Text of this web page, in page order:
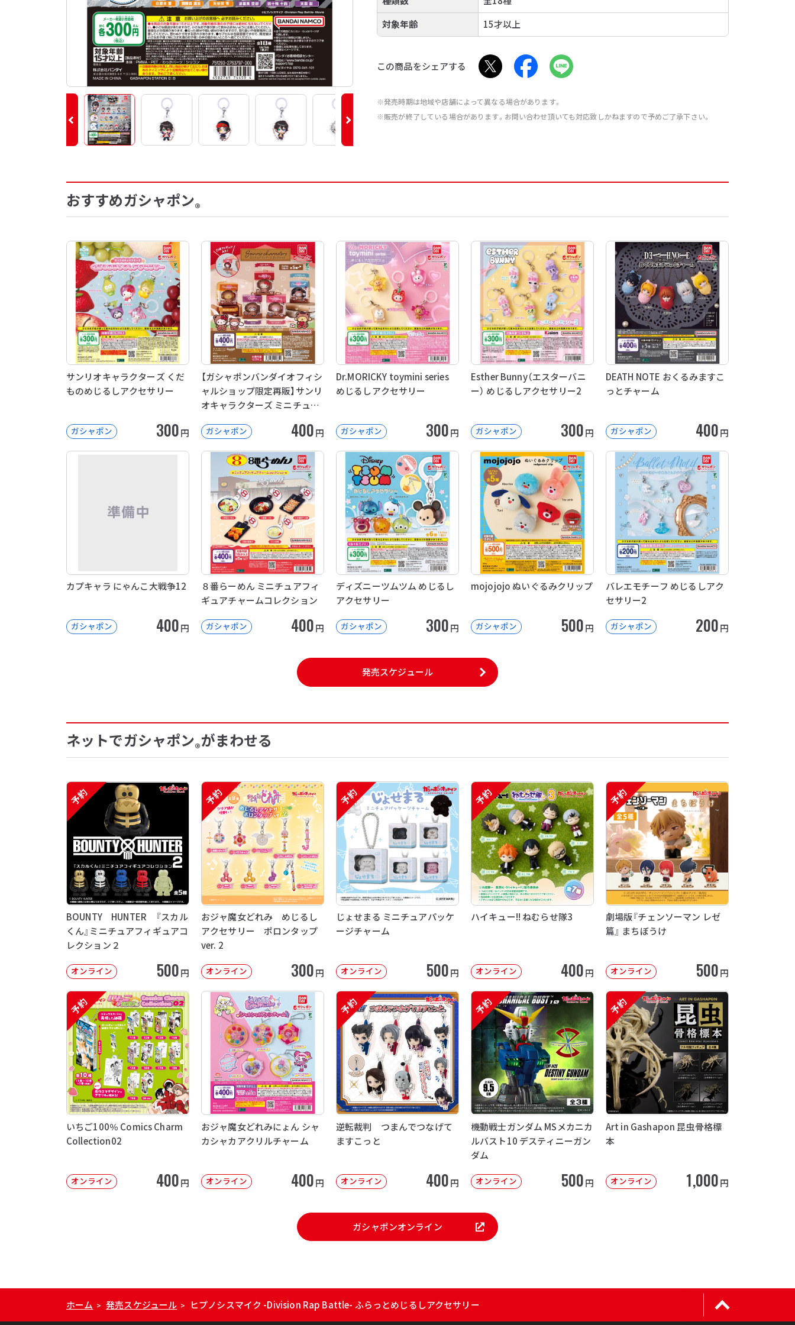
対象年齢
15才以上
この商品をシェアする
※発売時期は地域や店舗によって異なる場合があります。
※販売が終了している場合があります。お問い合わせ頂いても対応致しかねますので予めご了承下さい。
おすすめガシャポン®
サンリオキャラクターズ くだ
ものめじるしアクセサリー
ガシャポン 300円
【ガシャポンバンダイオフィシ
ャルショップ限定再販】サンリ
オキャラクターズ ミニチュア
ガシャポン 400円
Dr.MORICKY toymini series
めじるしアクセサリー
ガシャポン 300円
Esther Bunny（エスターバニ
ー） めじるしアクセサリー2
ガシャポン 300円
DEATH NOTE おくるみますこ
っとチャーム
ガシャポン 400円
カプキャラ にゃんこ大戦争12
ガシャポン 400円
８番らーめん ミニチュアフィ
ギュアチャームコレクション
ガシャポン 400円
ディズニーツムツム めじるし
アクセサリー
ガシャポン 300円
mojojojo ぬいぐるみクリップ
ガシャポン 500円
バレエモチーフ めじるしアク
セサリー2
ガシャポン 200円
発売スケジュール
ネットでガシャポン®がまわせる
予約
BOUNTY HUNTER 『スカル
くん』ミニチュアフィギュアコ
レクション２
オンライン 500円
予約
おジャ魔女どれみ めじるし
アクセサリー ポロンタップ
ver. 2
オンライン 300円
予約
じょせまる ミニチュアパッケ
ージチャーム
オンライン 500円
予約
ハイキュー!! ねむらせ隊3
オンライン 400円
予約
劇場版『チェンソーマン レゼ
篇』 まちぼうけ
オンライン 500円
予約
いちご100％ Comics Charm
Collection02
オンライン 400円
おジャ魔女どれみにょん シャ
カシャカアクリルチャーム
オンライン 400円
予約
逆転裁判 つまんでつなげて
ますこっと
オンライン 400円
予約
機動戦士ガンダム MSメカニカ
ルバスト10 デスティニーガン
ダム
オンライン 500円
予約
Art in Gashapon 昆虫骨格標
本
オンライン 1,000円
ガシャポンオンライン
ホーム > 発売スケジュール > ヒプノシスマイク -Division Rap Battle- ふらっとめじるしアクセサリー